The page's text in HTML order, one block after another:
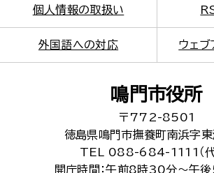
個人情報の取扱い
外国語への対応 ウェブ
鳴門市役所
〒772-8501
徳島県鳴門市撫養町南浜字
TEL 088-684-1111（代
開庁時間：午前8時30分～午